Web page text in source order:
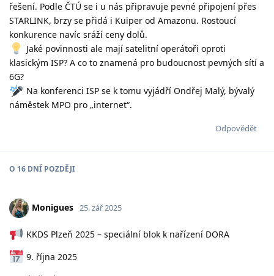
řešení. Podle ČTÚ se i u nás připravuje pevné připojení přes
STARLINK, brzy se přidá i Kuiper od Amazonu. Rostoucí
konkurence navíc sráží ceny dolů.
Jaké povinnosti ale mají satelitní operátoři oproti
klasickým ISP? A co to znamená pro budoucnost pevných sítí a
6G?
Na konferenci ISP se k tomu vyjádří Ondřej Malý, bývalý
náměstek MPO pro „internet“.
Odpovědět
O 16 DNÍ POZDĚJI
Monigues 25. zář 2025
KKDS Plzeň 2025 – speciální blok k nařízení DORA
9. října 2025